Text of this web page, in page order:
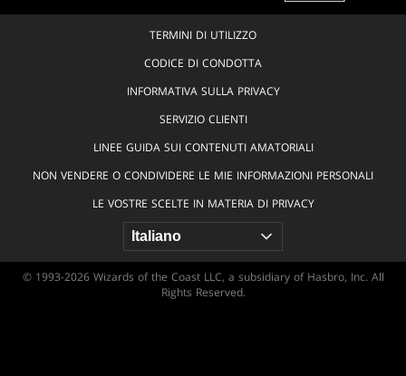
TERMINI DI UTILIZZO
CODICE DI CONDOTTA
INFORMATIVA SULLA PRIVACY
SERVIZIO CLIENTI
LINEE GUIDA SUI CONTENUTI AMATORIALI
NON VENDERE O CONDIVIDERE LE MIE INFORMAZIONI PERSONALI
LE VOSTRE SCELTE IN MATERIA DI PRIVACY
© 1993-2026 Wizards of the Coast LLC, a subsidiary of Hasbro, Inc. All
Rights Reserved.